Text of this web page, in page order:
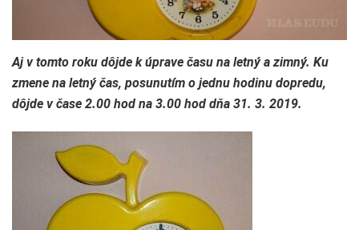
Aj v tomto roku dôjde k úprave času na letný a zimný. Ku
zmene na letný čas, posunutím o jednu hodinu dopredu,
dôjde v čase 2.00 hod na 3.00 hod dňa 31. 3. 2019.